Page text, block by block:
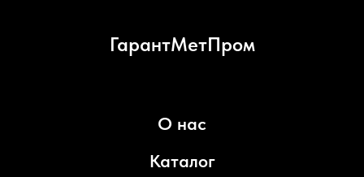
ГарантМетПром
О нас
Каталог